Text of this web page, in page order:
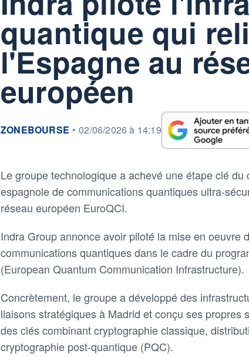
quantique qui
l'Espagne au
européen
information fournie par
ZONEBOURSE • 02/06/2026 à 14:19
Le groupe technologique a achevé une étape clé
espagnole de communications quantiques ultra-
réseau européen EuroQCI.
Indra Group annonce avoir piloté la mise en oeuvre
communications quantiques dans le cadre du
(European Quantum Communication Infrastructure).
Concrètement, le groupe a développé des
liaisons stratégiques à Madrid et conçu ses propres
des clés combinant cryptographie classique,
cryptographie post-quantique (PQC).